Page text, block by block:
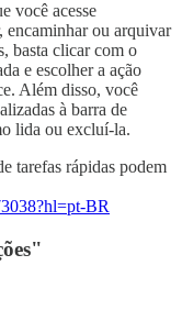
você acesse
encaminhar ou arquivar
basta clicar com o
e escolher a ação
Além disso, você
à barra de
lida ou excluí-la.
tarefas rápidas podem
BR